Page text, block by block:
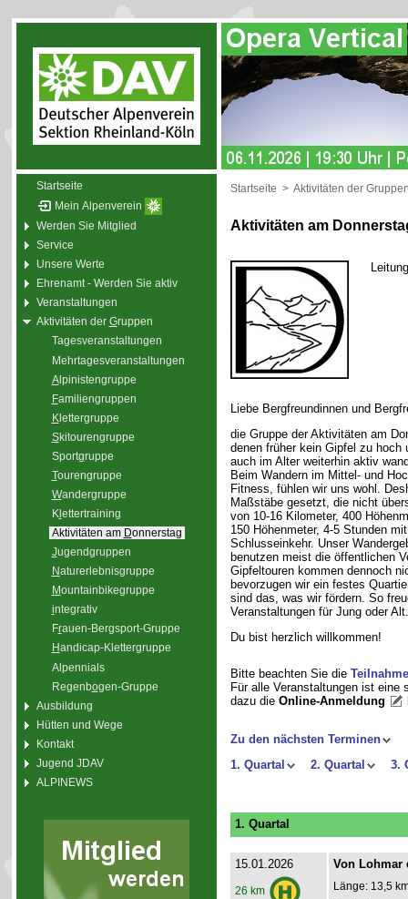
Startseite
Mein Alpenverein
Werden Sie Mitglied
Service
Unsere Werte
Ehrenamt - Werden Sie aktiv
Veranstaltungen
Aktivitäten der Gruppen
Tagesveranstaltungen
Mehrtagesveranstaltungen
Alpinistengruppe
Familiengruppen
Klettergruppe
Skitourengruppe
Sportgruppe
Tourengruppe
Wandergruppe
Kl ettertraining
Aktivitäten am Donnerstag
Jugendgruppen
Naturerlebnisgruppe
Mountainbikegruppe
integrativ
Frauen-Bergsport-Gruppe
Handicap-Klettergruppe
Alpennials
Regenbogen-Gruppe
Ausbildung
Hütten und Wege
Kontakt
Jugend JDAV
ALPINEWS
Startseite > Aktivitäten der
Aktivitäten am
Liebe Bergfreundinnen und
die Gruppe der Aktivitäten am
denen früher kein Gipfel zu
auch im Alter weiterhin aktiv
Beim Wandern im Mittel- und
Fitness, fühlen wir uns wohl.
Maßstäbe gesetzt, die nicht
von 10-16 Kilometer, 400
150 Höhenmeter, 4-5 Stunden
Schlusseinkehr. Unser
benutzen meist die öffentlichen
Gipfeltouren kommen dennoch
bevorzugen wir ein festes
sind das, was wir fördern. So
Veranstaltungen für Jung oder
Du bist herzlich willkommen!
Bitte beachten Sie die
Für alle Veranstaltungen ist
dazu die Online-Anmeldung
Zu den nächsten Terminen
1. Quartal
2. Quartal 3.
1. Quartal
15.01.2026
26 km
Von Lohmar
Länge: 13,5